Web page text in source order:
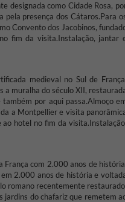
designada como Cidade Rosa,
pela presença dos Cátaros.Para
Convento dos Jacobinos,
fim da visita.Instalação, jantar
medieval no Sul de
a muralha do século XII,
por aqui passa.Almoço
a Montpellier e visita
ao hotel no fim da visita.
França com 2.000 anos de
2.000 anos de história e
romano recentemente
jardins do chafariz que remetem